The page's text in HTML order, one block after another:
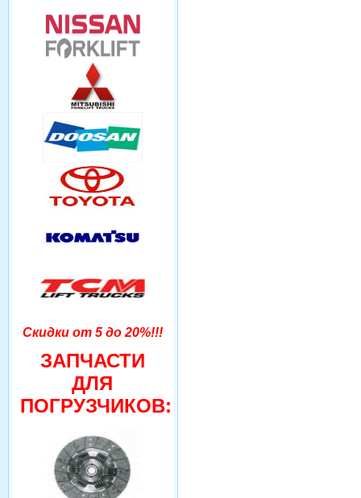
Скидки от 5 до 20%!!!
ЗАПЧАСТИ
ДЛЯ
ПОГРУЗЧИКОВ: